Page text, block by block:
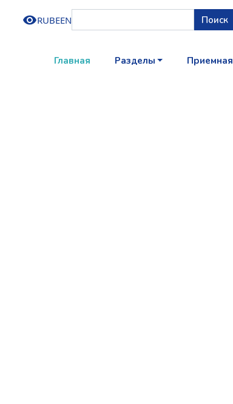
RUBEEN Поиск
Главная Разделы Приемная